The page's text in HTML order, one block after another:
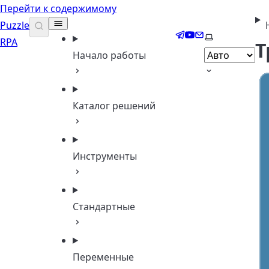
Перейти к содержимому
Puzzle
RPA
Начало работы
Каталог решений
Инструменты
Стандартные
Переменные
Telegram
YouTube
EmailВыберите